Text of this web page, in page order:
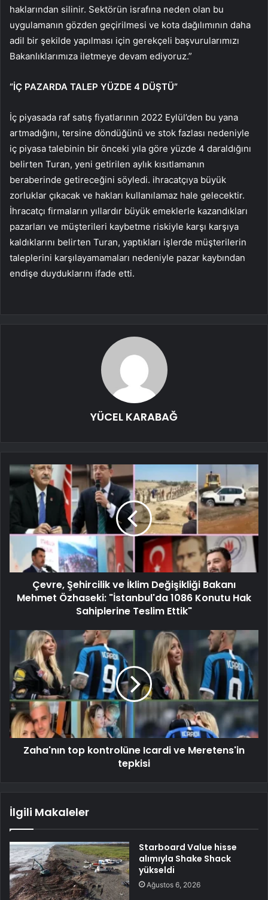
haklarından silinir. Sektörün israfına neden olan bu
uygulamanın gözden geçirilmesi ve kota dağılımının daha
adil bir şekilde yapılması için gerekçeli başvurularımızı
Bakanlıklarımıza iletmeye devam ediyoruz.”
“İÇ PAZARDA TALEP YÜZDE 4 DÜŞTÜ”
İç piyasada raf satış fiyatlarının 2022 Eylül’den bu yana
artmadığını, tersine döndüğünü ve stok fazlası nedeniyle
iç piyasa talebinin bir önceki yıla göre yüzde 4 daraldığını
belirten Turan, yeni getirilen aylık kısıtlamanın
beraberinde getireceğini söyledi. ihracatçıya büyük
zorluklar çıkacak ve hakları kullanılamaz hale gelecektir.
İhracatçı firmaların yıllardır büyük emeklerle kazandıkları
pazarları ve müşterileri kaybetme riskiyle karşı karşıya
kaldıklarını belirten Turan, yaptıkları işlerde müşterilerin
taleplerini karşılayamamaları nedeniyle pazar kaybından
endişe duyduklarını ifade etti.
YÜCEL KARABAĞ
Çevre, Şehircilik ve İklim Değişikliği Bakanı
Mehmet Özhaseki: "İstanbul'da 1086 Konutu Hak
Sahiplerine Teslim Ettik"
Zaha'nın top kontrolüne Icardi ve Meretens'in
tepkisi
İlgili Makaleler
Starboard Value hisse
alımıyla Shake Shack
yükseldi
Ağustos 6, 2026